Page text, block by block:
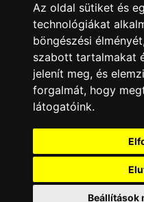
Minden jog
A csatornák a
fenntartják! A
felelősséget
megjelentetett
Az oldal sütiket és
technológiákat
böngészési
szabott tartalmakat
jelenít meg, és
forgalmát, hogy
látogatóink.
Beállítások